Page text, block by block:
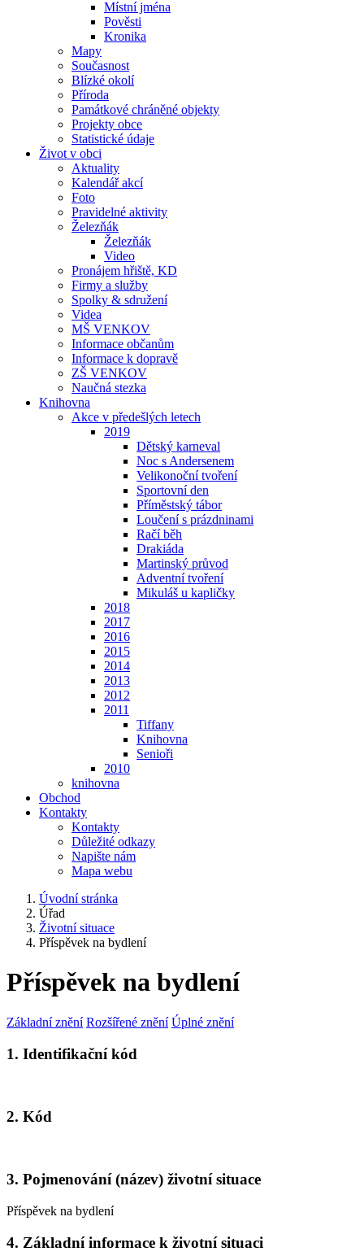
Místní jména
Pověsti
Kronika
Mapy
Současnost
Blízké okolí
Příroda
Památkové chráněné objekty
Projekty obce
Statistické údaje
Život v obci
Aktuality
Kalendář akcí
Foto
Pravidelné aktivity
Železňák
Železňák
Video
Pronájem hřiště, KD
Firmy a služby
Spolky & sdružení
Videa
MŠ VENKOV
Informace občanům
Informace k dopravě
ZŠ VENKOV
Naučná stezka
Knihovna
Akce v předešlých letech
2019
Dětský karneval
Noc s Andersenem
Velikonoční tvoření
Sportovní den
Příměstský tábor
Loučení s prázdninami
Račí běh
Drakiáda
Martinský průvod
Adventní tvoření
Mikuláš u kapličky
2018
2017
2016
2015
2014
2013
2012
2011
Tiffany
Knihovna
Senioři
2010
knihovna
Obchod
Kontakty
Kontakty
Důležité odkazy
Napište nám
Mapa webu
Úvodní stránka
Úřad
Životní situace
Příspěvek na bydlení
Příspěvek na bydlení
Základní znění Rozšířené znění Úplné znění
1. Identifikační kód
2. Kód
3. Pojmenování (název) životní situace
Příspěvek na bydlení
4. Základní informace k životní situaci